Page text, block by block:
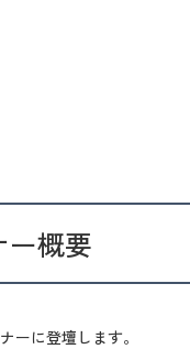
概要
ーに登壇します。